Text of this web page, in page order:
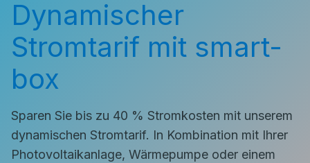
Dynamischer
Stromtarif mit smart-
box
Sparen Sie bis zu 40 % Stromkosten mit unserem
dynamischen Stromtarif. In Kombination mit Ihrer
Photovoltaikanlage, Wärmepumpe oder einem